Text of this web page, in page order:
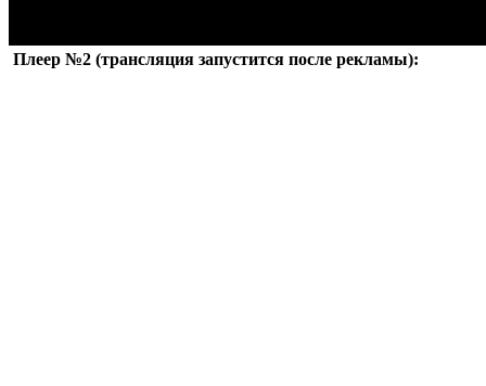
Плеер №2 (трансляция запустится после рекламы):